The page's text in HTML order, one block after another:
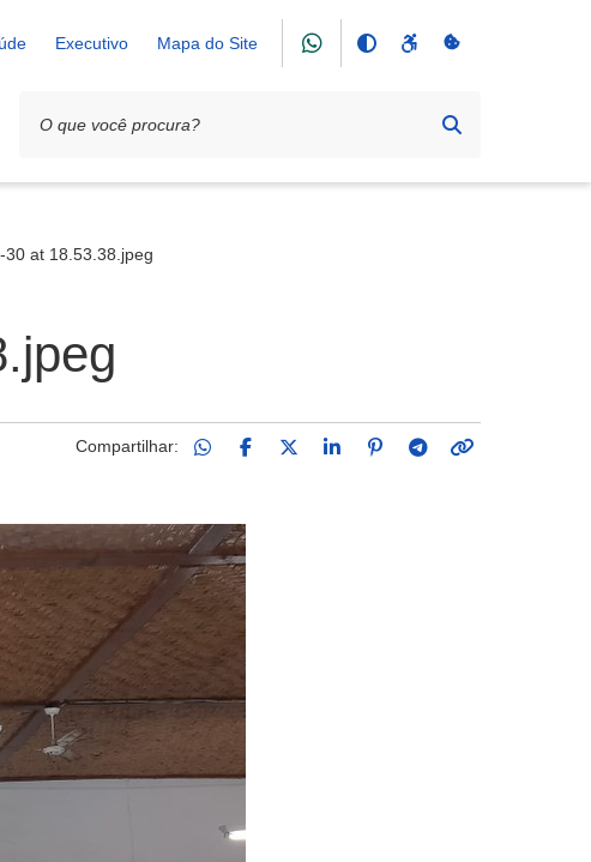
Executivo Mapa do Site
de Convivência da Pessoa Idosa
at 18.53.38.jpeg
Compartilhar: